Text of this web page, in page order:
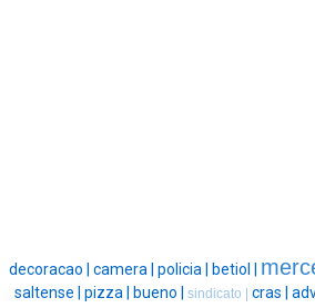
decoracao | camera | policia | betiol |
saltense | pizza | bueno | sindicato | cras |